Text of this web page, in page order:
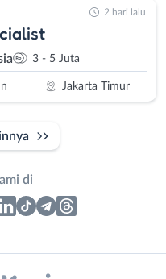
3 - 5 Juta
Jakarta Timur
2 hari lalu
di